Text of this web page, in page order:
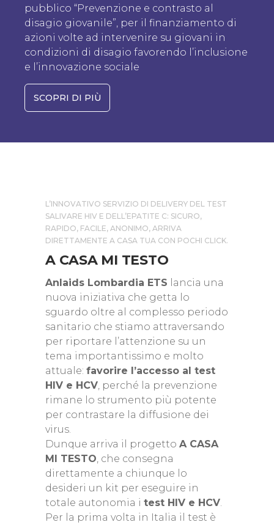
pubblico “Prevenzione e contrasto al
disagio giovanile”, per il finanziamento di
azioni volte ad intervenire su giovani in
condizioni di disagio favorendo l’inclusione
e l’innovazione sociale
SCOPRI DI PIÙ
L’INNOVATIVO SERVIZIO DI DELIVERY DEL TEST
SALIVARE HIV E DELL’EPATITE C: SICURO,
RAPIDO, FACILE, ANONIMO, ARRIVA
DIRETTAMENTE A CASA TUA CON POCHI CLICK.
A CASA MI TESTO
Anlaids Lombardia ETS lancia una
nuova iniziativa che getta lo
sguardo oltre al complesso periodo
sanitario che stiamo attraversando
per riportare l’attenzione su un
tema importantissimo e molto
attuale: favorire l’accesso al test
HIV e HCV, perché la prevenzione
rimane lo strumento più potente
per contrastare la diffusione dei
virus.
Dunque arriva il progetto A CASA
MI TESTO, che consegna
direttamente a chiunque lo
desideri un kit per eseguire in
totale autonomia i test HIV e HCV.
Per la prima volta in Italia il test è